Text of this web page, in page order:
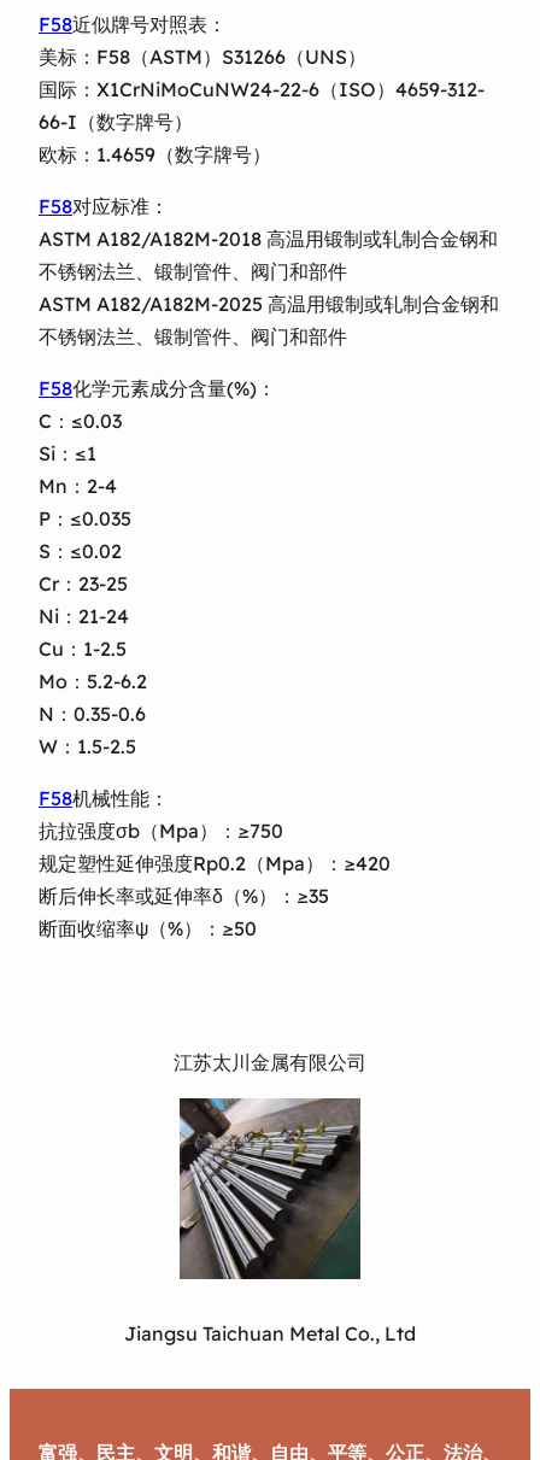
F58近似牌号对照表：
美标：F58（ASTM）S31266（UNS）
国际：X1CrNiMoCuNW24-22-6（ISO）4659-312-
66-I（数字牌号）
欧标：1.4659（数字牌号）
F58对应标准：
ASTM A182/A182M-2018 高温用锻制或轧制合金钢和
不锈钢法兰、锻制管件、阀门和部件
ASTM A182/A182M-2025 高温用锻制或轧制合金钢和
不锈钢法兰、锻制管件、阀门和部件
F58化学元素成分含量(%)：
C：≤0.03
Si：≤1
Mn：2-4
P：≤0.035
S：≤0.02
Cr：23-25
Ni：21-24
Cu：1-2.5
Mo：5.2-6.2
N：0.35-0.6
W：1.5-2.5
F58机械性能：
抗拉强度σb（Mpa）：≥750
规定塑性延伸强度Rp0.2（Mpa）：≥420
断后伸长率或延伸率δ（%）：≥35
断面收缩率ψ（%）：≥50
江苏太川金属有限公司
Jiangsu Taichuan Metal Co., Ltd
富强、民主、文明、和谐、自由、平等、公正、法治、